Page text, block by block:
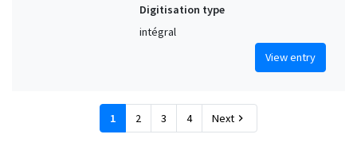
Digitisation type
intégral
View entry
1 2 3 4 Next chevron_right